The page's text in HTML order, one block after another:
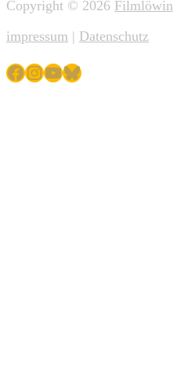
Copyright © 2026 Filmlöwin
impressum | Datenschutz
Facebook
Instagram
YouTube
Bluesky